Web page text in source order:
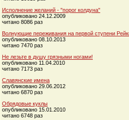
Исполнение желаний - "порог колдуна"
опубликовано 24.12.2009
читано 8086 раз
Волнующие переживания на первой ступени
опубликовано 08.10.2013
читано 7470 раз
Не лезьте в душу грязными ногами!
опубликовано 11.04.2010
читано 7173 раз
Славянские имена
опубликовано 29.06.2012
читано 6870 раз
Обрядовые куклы
опубликовано 15.01.2010
читано 6748 раз